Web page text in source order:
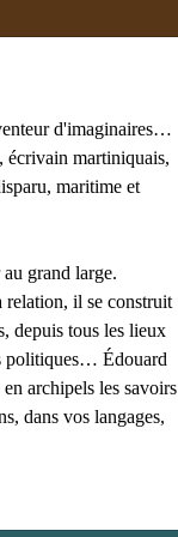
d'imaginaires…
écrivain martiniquais,
maritime et
grand large.
relation, il se construit
depuis tous les lieux
politiques… Édouard
archipels les savoirs
dans vos langages,